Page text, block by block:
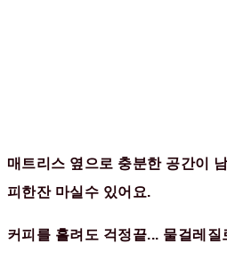
매트리스 옆으로 충분한 공간이
피한잔 마실수 있어요.
커피를 흘려도 걱정끝... 물걸레